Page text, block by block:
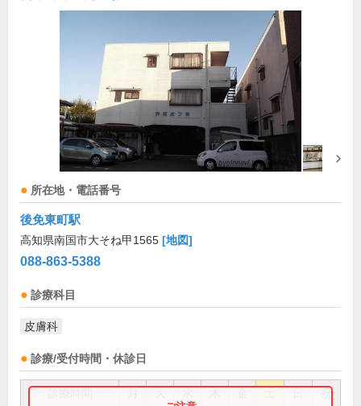
所在地・電話番号
後免東町駅
高知県南国市大そね甲1565 [地図]
088-863-5388
診療科目
皮膚科
診療/受付時間・休診日
祝